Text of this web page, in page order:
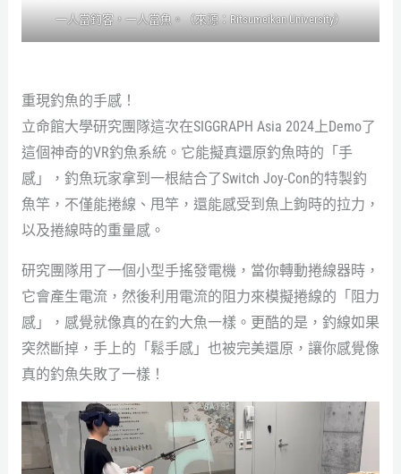
一人當釣客，一人當魚。（來源：Ritsumeikan University）
重現釣魚的手感！
立命館大學研究團隊這次在SIGGRAPH Asia 2024上Demo了
這個神奇的VR釣魚系統。它能擬真還原釣魚時的「手
感」，釣魚玩家拿到一根結合了Switch Joy-Con的特製釣
魚竿，不僅能捲線、甩竿，還能感受到魚上鉤時的拉力，
以及捲線時的重量感。
研究團隊用了一個小型手搖發電機，當你轉動捲線器時，
它會產生電流，然後利用電流的阻力來模擬捲線的「阻力
感」，感覺就像真的在釣大魚一樣。更酷的是，釣線如果
突然斷掉，手上的「鬆手感」也被完美還原，讓你感覺像
真的釣魚失敗了一樣！